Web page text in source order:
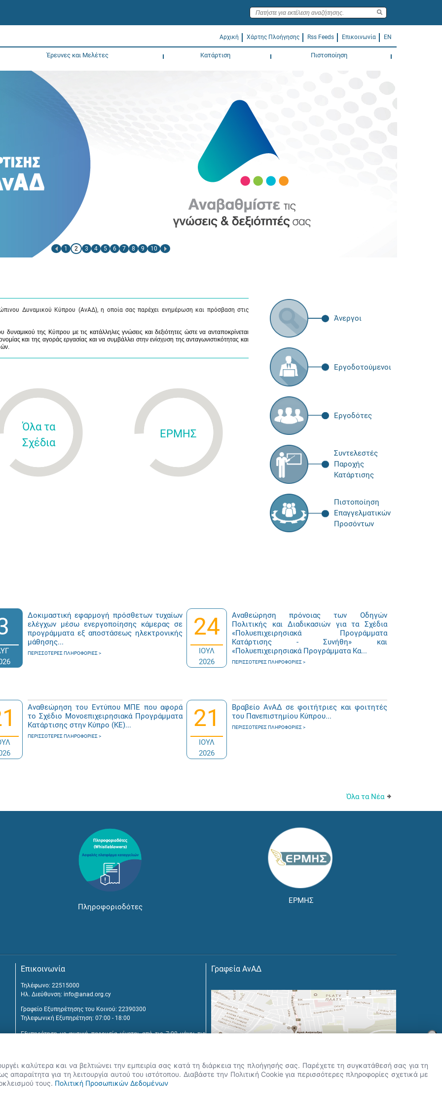
Αρχική Χάρτης Πλοήγησης Rss Feeds Επικοινωνία EN
Έρευνες και Μελέτες Κατάρτιση Πιστοποίηση
1 2 3 4 5 6 7 8 9 10
Δυναμικού Κύπρου (ΑνΑΔ), η οποία σας παρέχει ενημέρωση και πρόσβαση στις
της Κύπρου με τις κατάλληλες γνώσεις και δεξιότητες ώστε να ανταποκρίνεται
και της αγοράς εργασίας και να συμβάλλει στην ενίσχυση της ανταγωνιστικότητας και
Όλα τα
Σχέδια
ΕΡΜΗΣ
Άνεργοι
Εργοδοτούμενοι
Εργοδότες
Συντελεστές
Παροχής
Κατάρτισης
Πιστοποίηση
Επαγγελματικών
Προσόντων
Δοκιμαστική εφαρμογή πρόσθετων τυχαίων
ελέγχων μέσω ενεργοποίησης κάμερας σε
προγράμματα εξ αποστάσεως ηλεκτρονικής
μάθησης...
ΠΕΡΙΣΣΌΤΕΡΕΣ ΠΛΗΡΟΦΟΡΊΕΣ
24
ΙΟΥΛ
2026
Αναθεώρηση πρόνοιας των Οδηγών
Πολιτικής και Διαδικασιών για τα Σχέδια
«Πολυεπιχειρησιακά Προγράμματα
Κατάρτισης - Συνήθη» και
«Πολυεπιχειρησιακά Προγράμματα Κα...
ΠΕΡΙΣΣΌΤΕΡΕΣ ΠΛΗΡΟΦΟΡΊΕΣ
Αναθεώρηση του Εντύπου ΜΠΕ που αφορά
το Σχέδιο Μονοεπιχειρησιακά Προγράμματα
Κατάρτισης στην Κύπρο (ΚΕ)...
ΠΕΡΙΣΣΌΤΕΡΕΣ ΠΛΗΡΟΦΟΡΊΕΣ
21
ΙΟΥΛ
2026
Βραβείο ΑνΑΔ σε φοιτήτριες και φοιτητές
του Πανεπιστημίου Κύπρου...
ΠΕΡΙΣΣΌΤΕΡΕΣ ΠΛΗΡΟΦΟΡΊΕΣ
Όλα τα Νέα
Πληροφοριοδότες
ΕΡΜΗΣ
Επικοινωνία
Τηλέφωνο: 22515000
Ηλ. Διεύθυνση: info@anad.org.cy
Γραφείο Εξυπηρέτησης του Κοινού: 22390300
Τηλεφωνική Εξυπηρέτηση: 07:00 - 18:00
Εξυπηρέτηση με φυσική παρουσία γίνεται από τις 7:00 μέχρι τις
Τ.Θ. 25431, 1392 Λευκωσία, Κύπρος
Γραφεία ΑνΑΔ
×
σήμερα.
καλύτερα και να βελτιώνει την εμπειρία σας κατά τη διάρκεια της πλοήγησής σας. Παρέχετε τη συγκατάθεσή σας για τη
για τη λειτουργία αυτού του ιστότοπου. Διαβάστε την Πολιτική Cookie για περισσότερες πληροφορίες σχετικά με
τους. Πολιτική Προσωπικών Δεδομένων